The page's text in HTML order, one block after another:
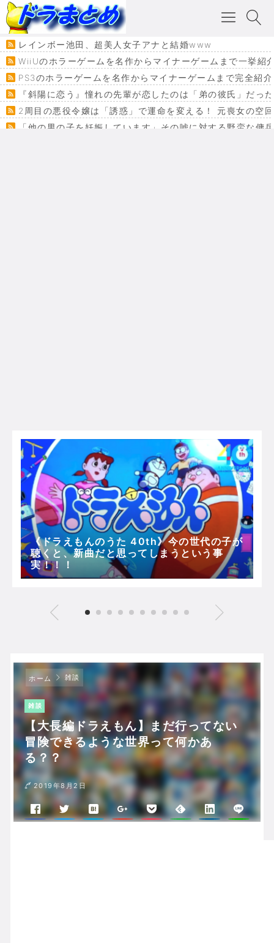
レインボー池田、超美人女子アナと結婚www
WiiUのホラーゲームを名作からマイナーゲームまで一挙紹
PS3のホラーゲームを名作からマイナーゲームまで完全紹
『斜陽に恋う』憧れの先輩が恋したのは「弟の彼氏」だっ
2周目の悪役令嬢は「誘惑」で運命を変える！ 元喪女の空
「他の男の子を妊娠しています」その嘘に対する野蛮な
《ドラえもんのうた 40th》今の世代の子が
聴くと、新曲だと思ってしまうという事
実！！！
ホーム 雑談
雑談
【大長編ドラえもん】まだ行ってない
冒険できるような世界って何かあ
る？？
2019年8月2日